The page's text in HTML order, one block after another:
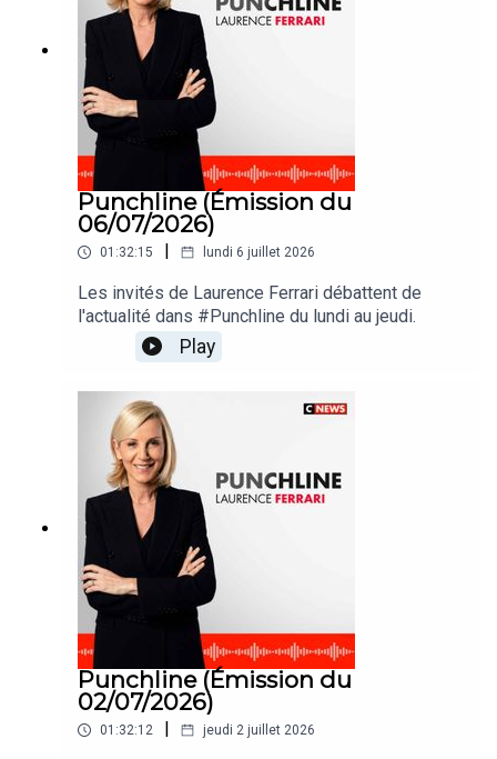
Punchline (Émission du
06/07/2026)
01:32:15 lundi 6 juillet 2026
Les invités de Laurence Ferrari débattent de
l'actualité dans #Punchline du lundi au jeudi.
Play
Punchline (Émission du
02/07/2026)
01:32:12 jeudi 2 juillet 2026